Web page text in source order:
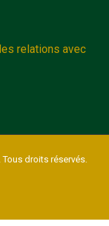
relations avec
droits réservés.